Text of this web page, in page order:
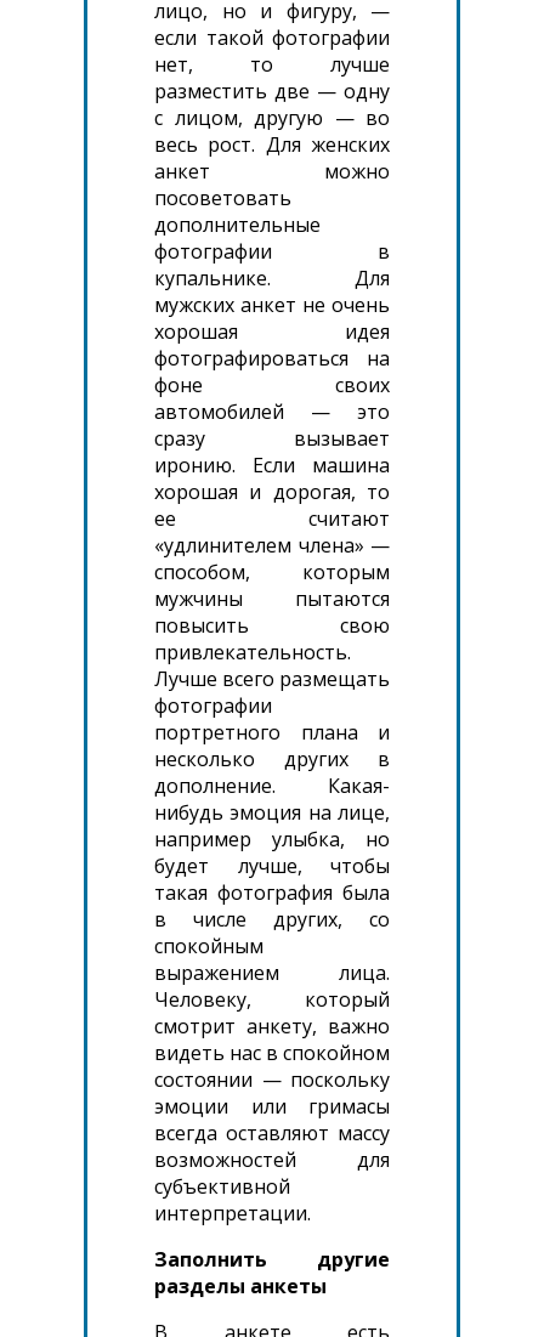
лицо, но и фигуру, —
если такой фотографии
нет, то лучше
разместить две — одну
с лицом, другую — во
весь рост. Для женских
анкет можно
посоветовать
дополнительные
фотографии в
купальнике. Для
мужских анкет не очень
хорошая идея
фотографироваться на
фоне своих
автомобилей — это
сразу вызывает
иронию. Если машина
хорошая и дорогая, то
ее считают
«удлинителем члена» —
способом, которым
мужчины пытаются
повысить свою
привлекательность.
Лучше всего размещать
фотографии
портретного плана и
несколько других в
дополнение. Какая-
нибудь эмоция на лице,
например улыбка, но
будет лучше, чтобы
такая фотография была
в числе других, со
спокойным
выражением лица.
Человеку, который
смотрит анкету, важно
видеть нас в спокойном
состоянии — поскольку
эмоции или гримасы
всегда оставляют массу
возможностей для
субъективной
интерпретации.
Заполнить другие
разделы анкеты